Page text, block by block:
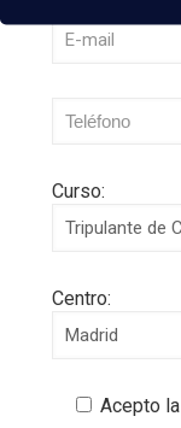
Curso:
Centro:
Acepto la